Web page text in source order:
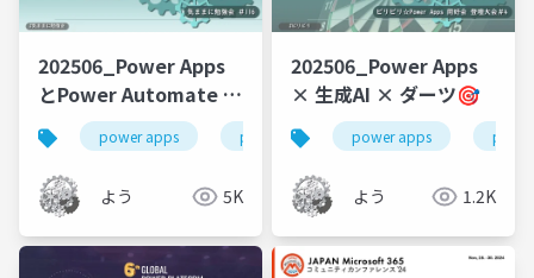
202506_Power Apps
とPower Automate 基
本連携と応用パターン
power apps power automate
よう 5K
202506_Power Apps
× 生成AI × ダーツ🎯
power apps
よう 1.2K